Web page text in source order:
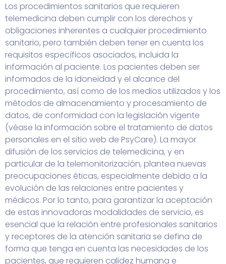
Los procedimientos sanitarios que requieren
telemedicina deben cumplir con los derechos y
obligaciones inherentes a cualquier procedimiento
sanitario, pero también deben tener en cuenta los
requisitos específicos asociados, incluida la
información al paciente. Los pacientes deben ser
informados de la idoneidad y el alcance del
procedimiento, así como de los medios utilizados y los
métodos de almacenamiento y procesamiento de
datos, de conformidad con la legislación vigente
(véase la información sobre el tratamiento de datos
personales en el sitio web de PsyCare). La mayor
difusión de los servicios de telemedicina, y en
particular de la telemonitorización, plantea nuevas
preocupaciones éticas, especialmente debido a la
evolución de las relaciones entre pacientes y
médicos. Por lo tanto, para garantizar la aceptación
de estas innovadoras modalidades de servicio, es
esencial que la relación entre profesionales sanitarios
y receptores de la atención sanitaria se defina de
forma que tenga en cuenta las necesidades de los
pacientes, que requieren calidez humana e